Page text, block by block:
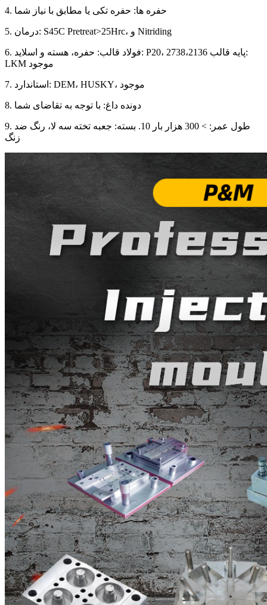
4. حفره ها: حفره تکی یا مطابق با نیاز شما
5. درمان: S45C Pretreat>25Hrc، و Nitriding
6. فولاد قالب: حفره، هسته و اسلاید: P20، 2738،2136 پایه قالب:
LKM موجود
7. استاندارد: DEM، HUSKY، موجود
8. دونده داغ: با توجه به تقاضای شما
9. طول عمر: > 300 هزار بار 10. بسته: جعبه تخته سه لا، رنگ ضد
زنگ